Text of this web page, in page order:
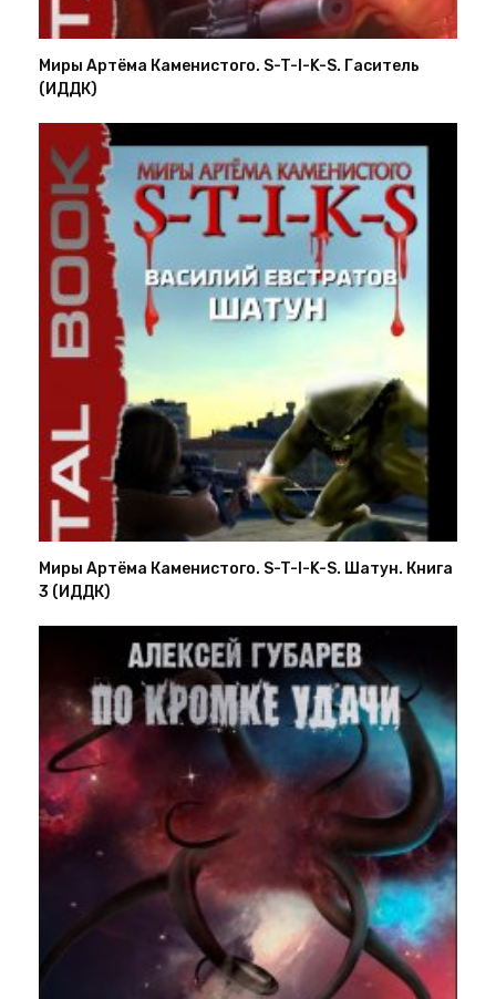
Миры Артёма Каменистого. S-T-I-K-S. Гаситель
(ИДДК)
Миры Артёма Каменистого. S-T-I-K-S. Шатун. Книга
3 (ИДДК)